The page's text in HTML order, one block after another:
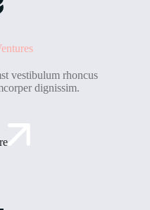
vestibulum rhoncus
dignissim.